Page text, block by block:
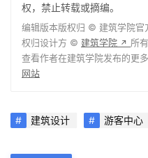
权，禁止转载或摘编。
编辑版本版权归 © 建筑学院官
权归设计方 © 建筑学院 ↗ 所有
查看作者在建筑学院发布的更
网站
建筑设计 游客中心